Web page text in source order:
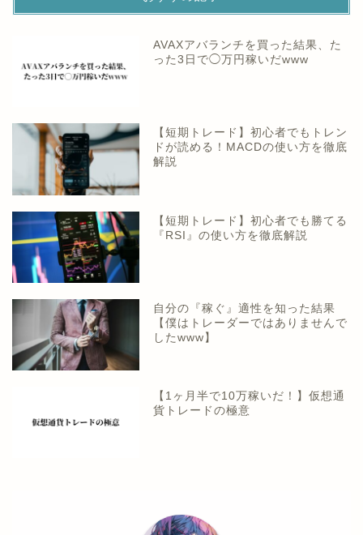
AVAXアバランチを買った結果、た
った3日で◯万円稼いだwww
【短期トレード】初心者でもトレン
ドが読める！MACDの使い方を徹底
解説
【短期トレード】初心者でも勝てる
『RSI』の使い方を徹底解説
自分の『稼ぐ』適性を知った結果
【僕はトレーダーではありませんで
したwww】
【1ヶ月半で10万稼いだ！】仮想通
貨トレードの極意